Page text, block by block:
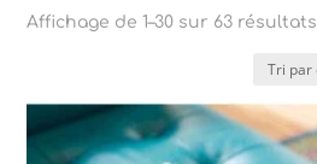
Affichage de 1–30 sur 63 résultats